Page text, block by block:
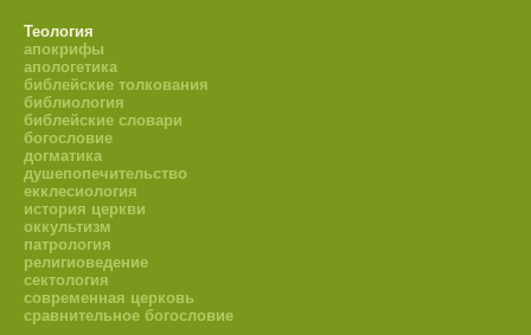
Теология
апокрифы
апологетика
библейские толкования
библиология
библейские словари
богословие
догматика
душепопечительство
екклесиология
история церкви
оккультизм
патрология
религиоведение
сектология
современная церковь
сравнительное богословие